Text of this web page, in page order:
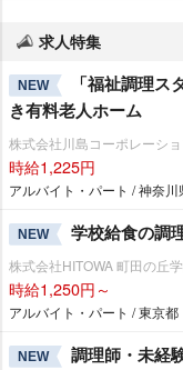
求人特集
NEW
「福祉調理
き有料老人ホーム
株式会社川島コーポレーシ
時給1,225円
アルバイト・パート / 神奈川
NEW 学校給食の調
株式会社HITOWA 町田の丘
時給1,250円～
アルバイト・パート / 東京都
NEW 調理師・未経